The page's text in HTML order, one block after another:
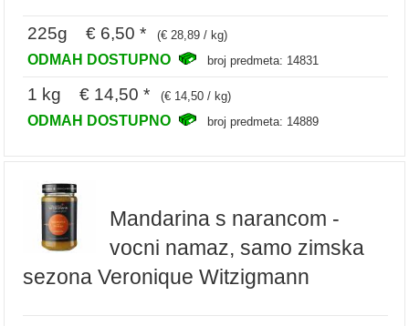
225g € 6,50 * (€ 28,89 / kg)
ODMAH DOSTUPNO broj predmeta: 14831
1 kg € 14,50 * (€ 14,50 / kg)
ODMAH DOSTUPNO broj predmeta: 14889
Mandarina s narancom -
vocni namaz, samo zimska
sezona Veronique Witzigmann